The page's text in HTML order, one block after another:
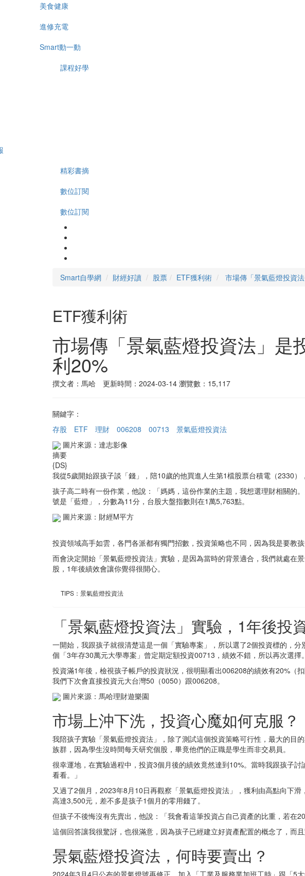
美食健康
進修充電
Smart動一動
課程好學
精彩書摘
數位訂閱
數位訂閱
Smart自學網 財經好讀 股票 ETF獲利術 市場傳「景氣藍燈投資
ETF獲利術
市場傳「景氣藍燈投資法」是
利20%
撰文者：馬哈 更新時間：2024-03-14 瀏覽數：15,117
關鍵字：
存股
ETF 理財 006208 00713
景氣藍燈投資法
圖片來源：達志影像
摘要
{DS}
我從5歲開始跟孩子談「錢」，陪10歲的他買進人生第1檔股票台積電（2330
孩子高二時有一份作業，他說：「媽媽，這份作業的主題，我想選理財相關
號是「藍燈」，分數為11分，台股大盤指數則在1萬5,763點。
圖片來源：財經M平方
投資領域高手如雲，各門各派都有獨門招數，投資策略也不同，因為我是要教
而會決定開始「景氣藍燈投資法」實驗，是因為當時的背景適合，我們就處在
股，1年後績效會讓你覺得很開心。
TIPS：景氣藍燈投資法
「景氣藍燈投資法」實驗，1年後投
一開始，我跟孩子就很清楚這是一個「實驗專案」，所以選了2個投資標的，
個「3年存30萬元大學專案」曾定期定額投資00713，績效不錯，所以再次選擇。
投資滿1年後，檢視孩子帳戶的投資狀況，很明顯看出006208的績效有20%（
我們下次會直接投資元大台灣50（0050）跟006208。
圖片來源：馬哈理財遊樂園
市場上沖下洗，投資心魔如何克服？
我陪孩子實驗「景氣藍燈投資法」，除了測試這個投資策略可行性，最大的目
族群，因為學生沒時間每天研究個股，畢竟他們的正職是學生而非交易員。
很幸運地，在實驗過程中，投資3個月後的績效竟然達到10%。當時我跟孩子
看看。」
又過了2個月，2023年8月10日再觀察「景氣藍燈投資法」，獲利由高點向下
高達3,500元，差不多是孩子1個月的零用錢了。
但孩子不後悔沒有先賣出，他說：「我會看這筆投資占自己資產的比重，若在
這個回答讓我很驚訝，也很滿意，因為孩子已經建立好資產配置的概念了，而
景氣藍燈投資法，何時要賣出？
2024年3月4日公布的景氣燈號再修正，加入「工業及服務業加班工時」跟「5